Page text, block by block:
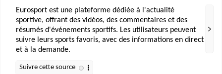
Eurosport est une plateforme dédiée à l'actualité
sportive, offrant des vidéos, des commentaires et des
résumés d'événements sportifs. Les utilisateurs peuvent
suivre leurs sports favoris, avec des informations en direct
et à la demande.